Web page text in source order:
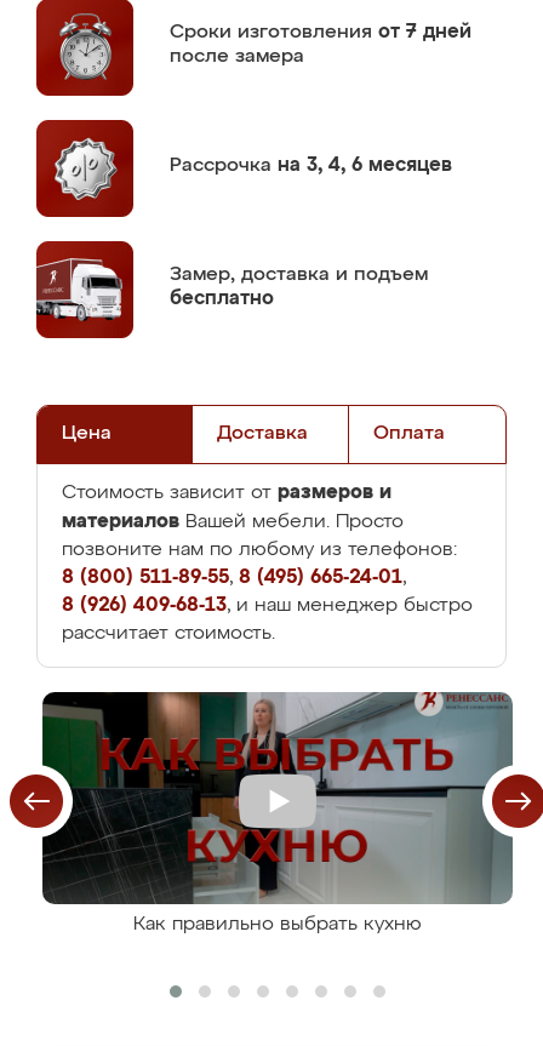
Сроки изготовления от 7 дней
после замера
Рассрочка на 3, 4, 6 месяцев
Замер, доставка и подъем
бесплатно
Цена Доставка Оплата
Стоимость зависит от размеров и
материалов Вашей мебели. Просто
позвоните нам по любому из телефонов:
8 (800) 511-89-55, 8 (495) 665-24-01,
8 (926) 409-68-13, и наш менеджер быстро
рассчитает стоимость.
Как правильно выбрать кухню